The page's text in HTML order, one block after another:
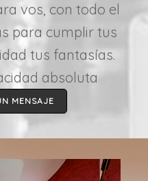
vos, con todo el
para cumplir tus
tus fantasías.
absoluta
MENSAJE